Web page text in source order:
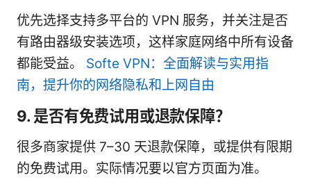
优先选择支持多平台的 VPN 服务，并关注是否
有路由器级安装选项，这样家庭网络中所有设备
都能受益。 Softe VPN：全面解读与实用指
南，提升你的网络隐私和上网自由
9. 是否有免费试用或退款保障？
很多商家提供 7–30 天退款保障，或提供有限期
的免费试用。实际情况要以官方页面为准。